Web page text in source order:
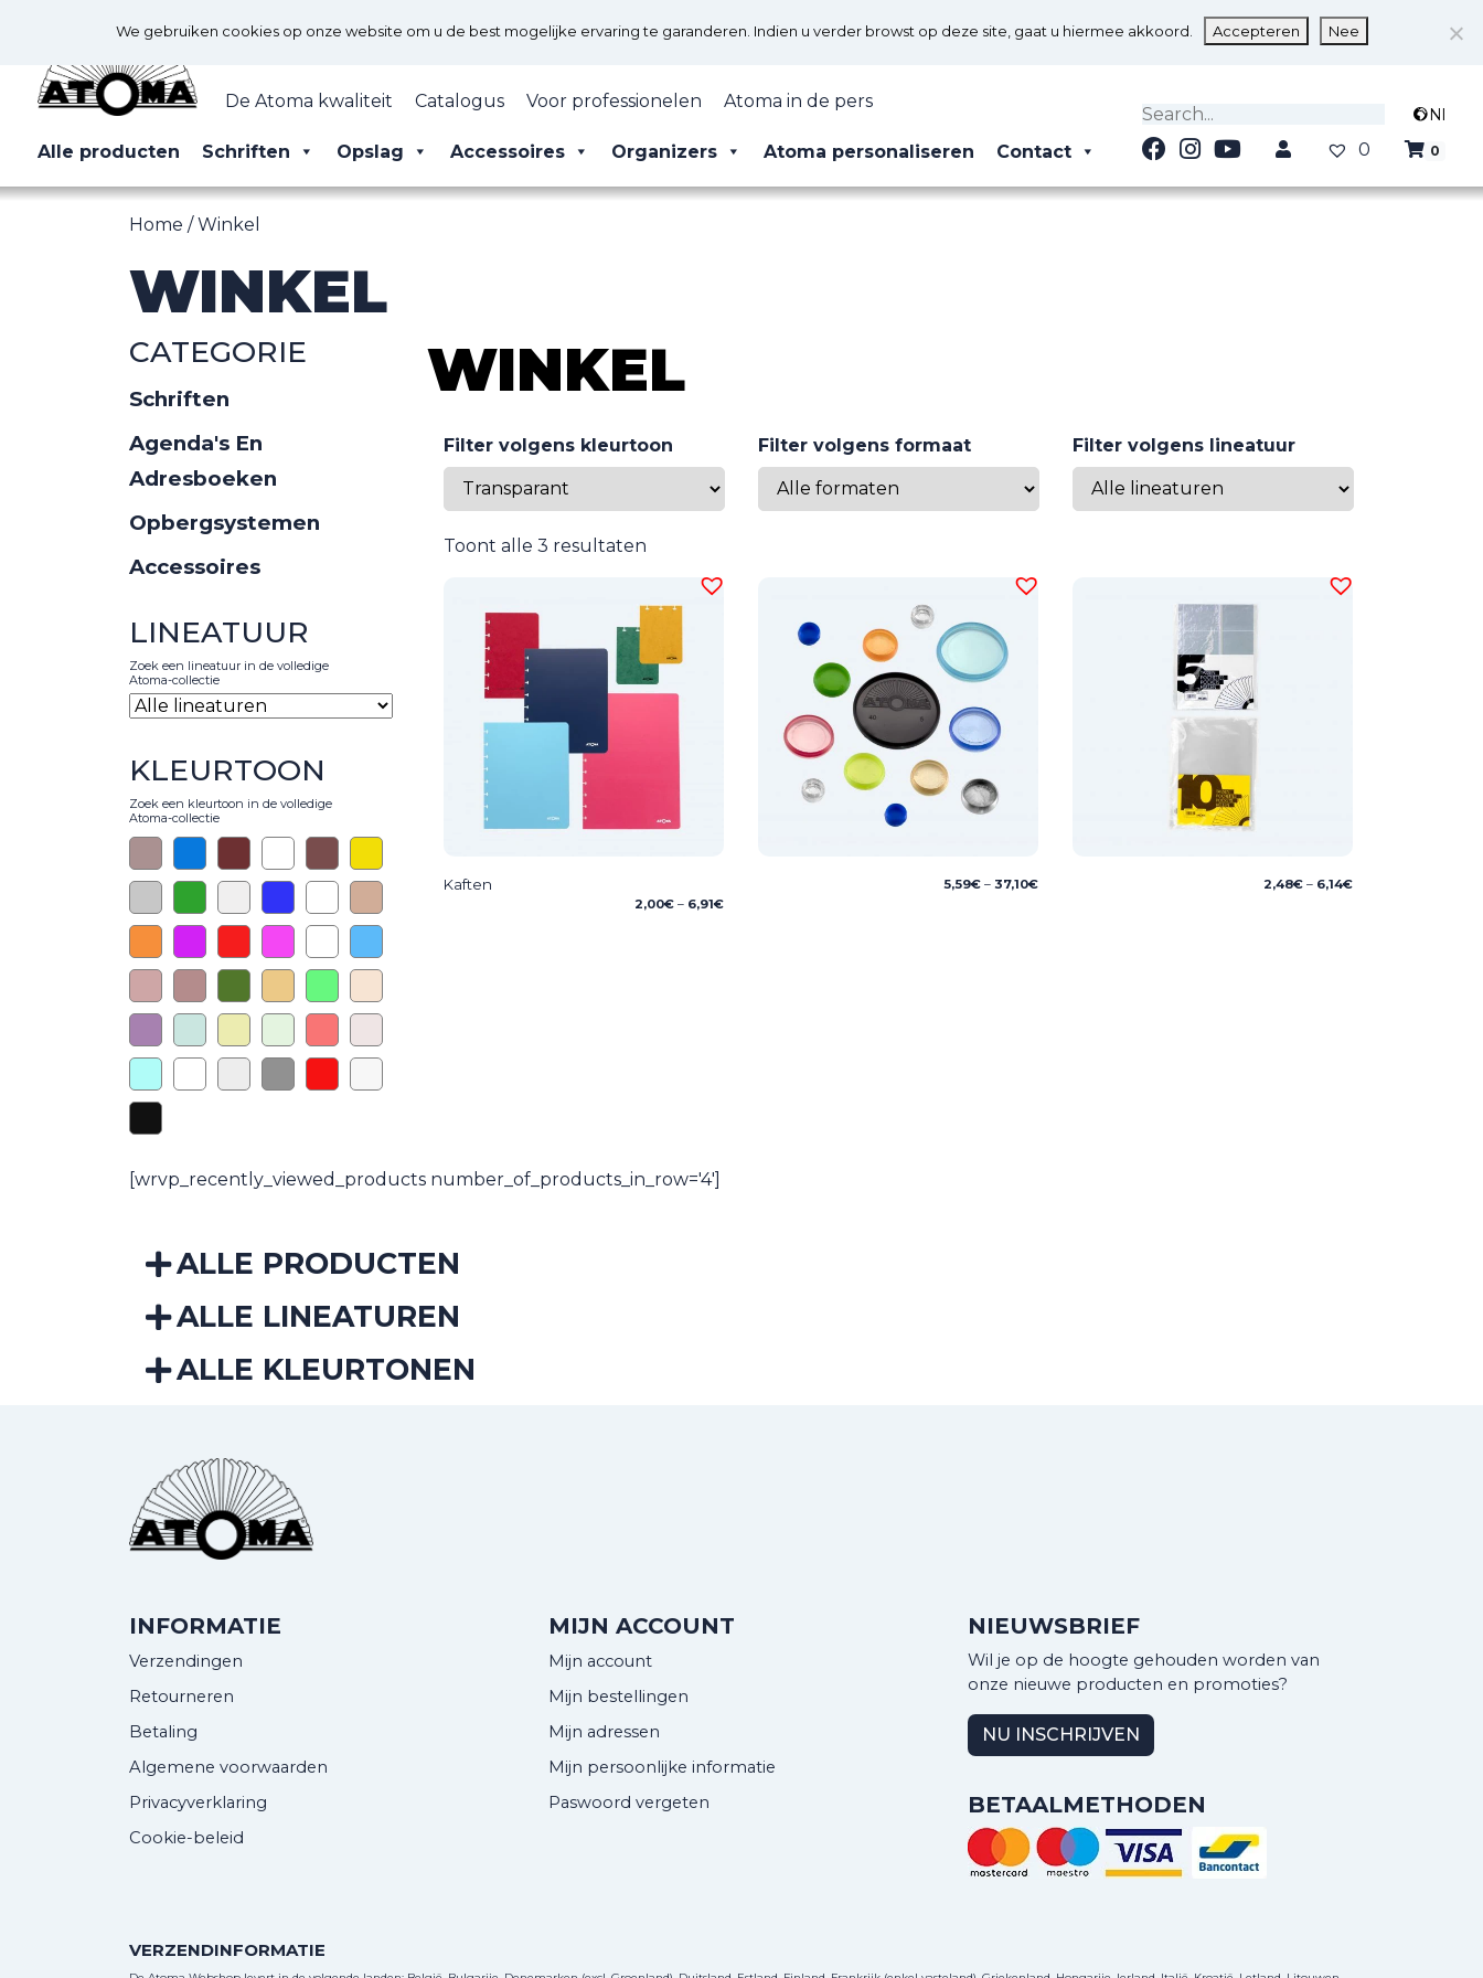
De Atoma kwaliteit Catalogus Voor professionelen Atoma in de pers
Alle producten Schriften Opslag Accessoires Organizers Atoma personaliseren Contact
Nl
0 0
Home / Winkel
WINKEL
CATEGORIE
Schriften
Agenda's En
Adresboeken
Opbergsystemen
Accessoires
LINEATUUR
Zoek een lineatuur in de volledige
Atoma-collectie
KLEURTOON
Zoek een kleurtoon in de volledige
Atoma-collectie
WINKEL
Filter volgens kleurtoon Filter volgens formaat Filter volgens lineatuur
Toont alle 3 resultaten
Kaften
2,00€ – 6,91€Price
5,59€ – 37,10€Price
2,48€ – 6,14€Price
[wrvp_recently_viewed_products number_of_products_in_row='4']
ALLE PRODUCTEN
ALLE LINEATUREN
ALLE KLEURTONEN
INFORMATIE
Verzendingen
Retourneren
Betaling
Algemene voorwaarden
Privacyverklaring
Cookie-beleid
MIJN ACCOUNT
Mijn account
Mijn bestellingen
Mijn adressen
Mijn persoonlijke informatie
Paswoord vergeten
NIEUWSBRIEF
Wil je op de hoogte gehouden worden van
onze nieuwe producten en promoties?
NU INSCHRIJVEN
BETAALMETHODEN
VERZENDINFORMATIE
We gebruiken cookies op onze website om u de best mogelijke ervaring te garanderen. Indien u verder browst op deze site, gaat u hiermee akkoord. Accepteren Nee